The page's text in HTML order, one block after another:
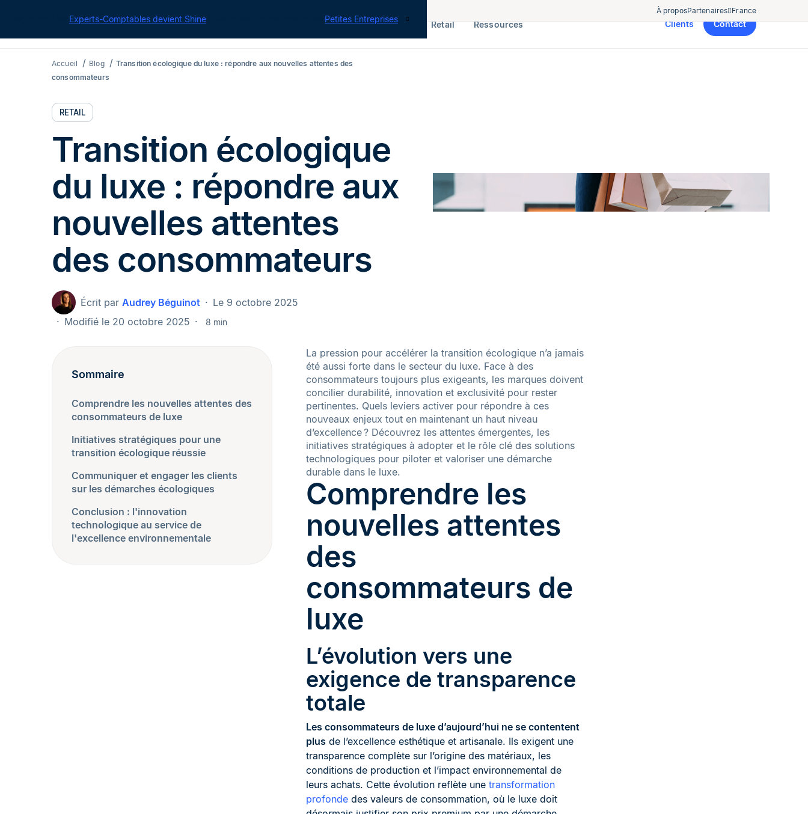
Experts-Comptables devient Shine Petites Entreprises
À proposPartenaires France
ERP Finance Retail Ressources Clients Contact
Accueil Blog
Transition écologique du luxe : répondre aux nouvelles attentes des
consommateurs
RETAIL
Transition écologique
du luxe : répondre aux
nouvelles attentes
des consommateurs
Écrit par Audrey Béguinot
Le 9 octobre 2025
Modifié le 20 octobre 2025
8 min
Sommaire
Comprendre les nouvelles attentes des
consommateurs de luxe
Initiatives stratégiques pour une
transition écologique réussie
Communiquer et engager les clients
sur les démarches écologiques
Conclusion : l'innovation
technologique au service de
l'excellence environnementale
La pression pour accélérer la transition écologique n’a jamais
été aussi forte dans le secteur du luxe. Face à des
consommateurs toujours plus exigeants, les marques doivent
concilier durabilité, innovation et exclusivité pour rester
pertinentes. Quels leviers activer pour répondre à ces
nouveaux enjeux tout en maintenant un haut niveau
d’excellence ? Découvrez les attentes émergentes, les
initiatives stratégiques à adopter et le rôle clé des solutions
technologiques pour piloter et valoriser une démarche
durable dans le luxe.
Comprendre les
nouvelles attentes
des
consommateurs de
luxe
L’évolution vers une
exigence de transparence
totale
Les consommateurs de luxe d’aujourd’hui ne se contentent
plus de l’excellence esthétique et artisanale. Ils exigent une
transparence complète sur l’origine des matériaux, les
conditions de production et l’impact environnemental de
leurs achats. Cette évolution reflète une transformation
profondedes valeurs de consommation, où le luxe doit